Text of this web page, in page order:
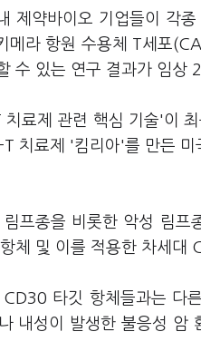
제약바이오 기업들이 각
메라 항원 수용체 T세포
수 있는 연구 결과가 임상
료제 관련 핵심 기술'이
치료제 '킴리아'를 만든
프종을 비롯한 악성 림
체 및 이를 적용한 차세대
타깃 항체들과는 다
내성이 발생한 불응성 암